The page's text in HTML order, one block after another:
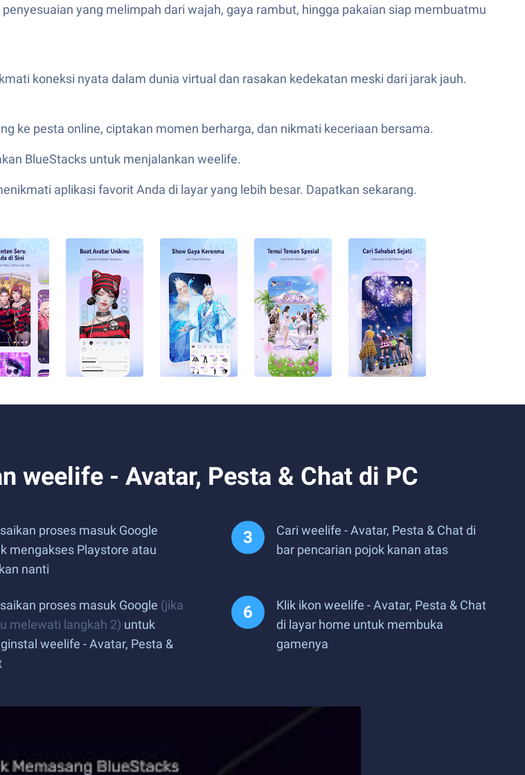
yang melimpah dari wajah, gaya rambut, hingga pakaian siap membuatmu
koneksi nyata dalam dunia virtual dan rasakan kedekatan meski dari jarak jauh.
ke pesta online, ciptakan momen berharga, dan nikmati keceriaan bersama.
BlueStacks untuk menjalankan weelife.
aplikasi favorit Anda di layar yang lebih besar. Dapatkan sekarang.
weelife - Avatar, Pesta & Chat di PC
proses masuk Google
mengakses Playstore atau
nanti
Cari weelife - Avatar, Pesta & Chat di
bar pencarian pojok kanan atas
proses masuk Google (jika
melewati langkah 2) untuk
weelife - Avatar, Pesta &
Klik ikon weelife - Avatar, Pesta & Chat
di layar home untuk membuka
gamenya